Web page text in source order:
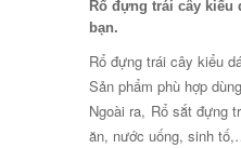
Rổ đựng trái cây kiểu
bạn.
Rổ đựng trái cây kiểu
Sản phẩm phù hợp
Ngoài ra, Rổ sắt đựng
ăn, nước uống, sinh